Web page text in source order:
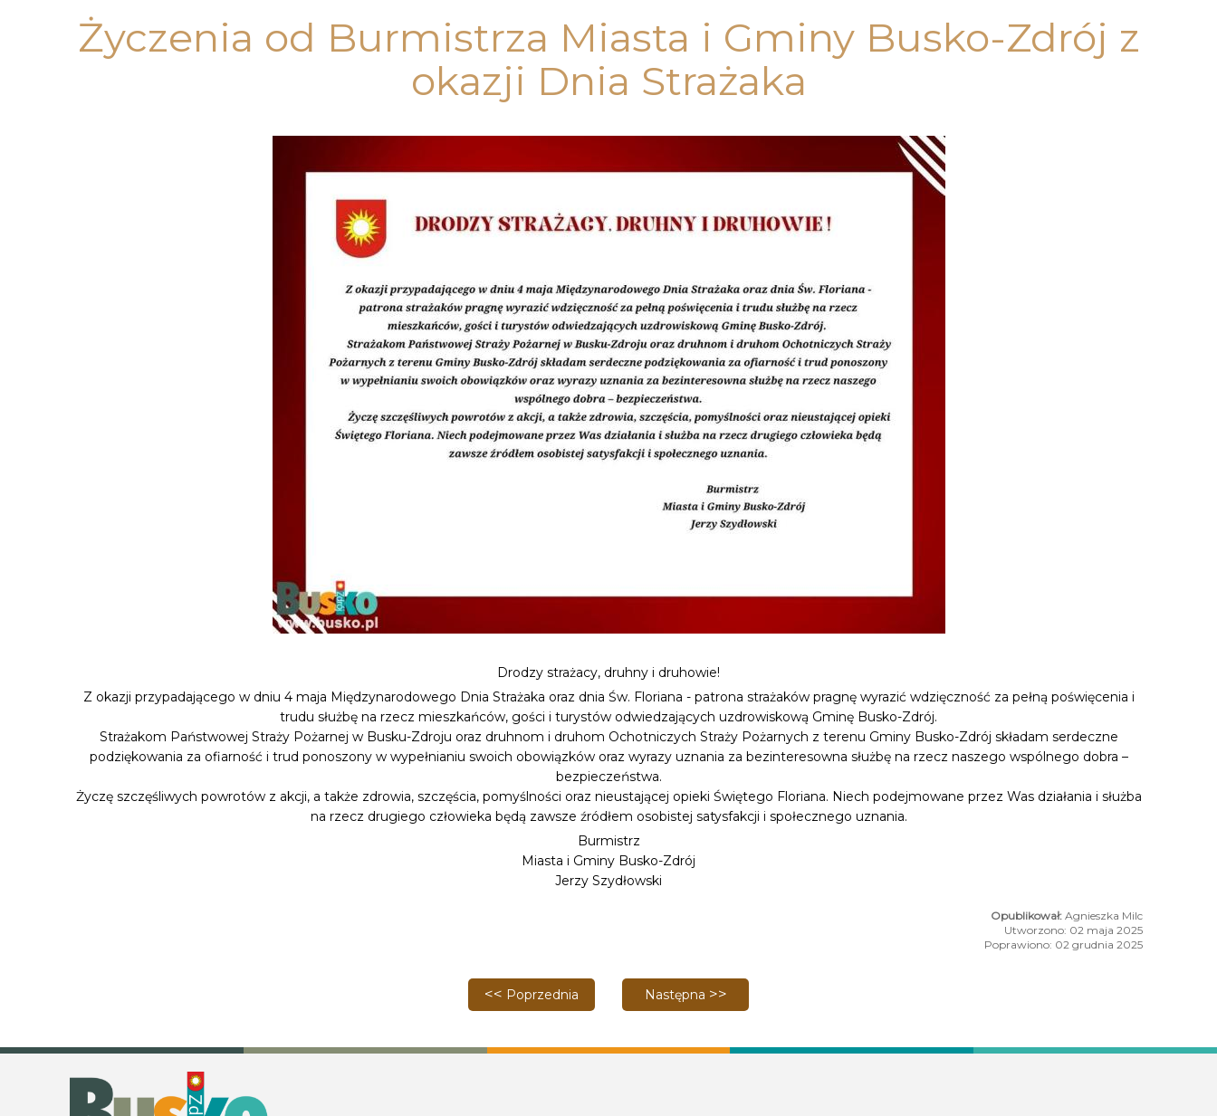
Życzenia od Burmistrza Miasta i Gminy Busko-Zdrój z
okazji Dnia Strażaka
Drodzy strażacy, druhny i druhowie!
Z okazji przypadającego w dniu 4 maja Międzynarodowego Dnia Strażaka oraz dnia Św. Floriana - patrona strażaków pragnę wyrazić wdzięczność za pełną poświęcenia i
trudu służbę na rzecz mieszkańców, gości i turystów odwiedzających uzdrowiskową Gminę Busko-Zdrój.
Strażakom Państwowej Straży Pożarnej w Busku-Zdroju oraz druhnom i druhom Ochotniczych Straży Pożarnych z terenu Gminy Busko-Zdrój składam serdeczne
podziękowania za ofiarność i trud ponoszony w wypełnianiu swoich obowiązków oraz wyrazy uznania za bezinteresowna służbę na rzecz naszego wspólnego dobra –
bezpieczeństwa.
Życzę szczęśliwych powrotów z akcji, a także zdrowia, szczęścia, pomyślności oraz nieustającej opieki Świętego Floriana. Niech podejmowane przez Was działania i służba
na rzecz drugiego człowieka będą zawsze źródłem osobistej satysfakcji i społecznego uznania.
Burmistrz
Miasta i Gminy Busko-Zdrój
Jerzy Szydłowski
Agnieszka Milc
Utworzono: 02 maja 2025
Poprawiono: 02 grudnia 2025
Poprzednia strona: Busko-Zdrój uczciło Konstytucję 3 Maja – uroczystości w duchu tradycji i patriotyzmu
Poprzednia Następna strona: Gmina Busko-Zdrój aktywnie działa w Stowarzyszeniu POLSKIE TĘŻNIE
Następna